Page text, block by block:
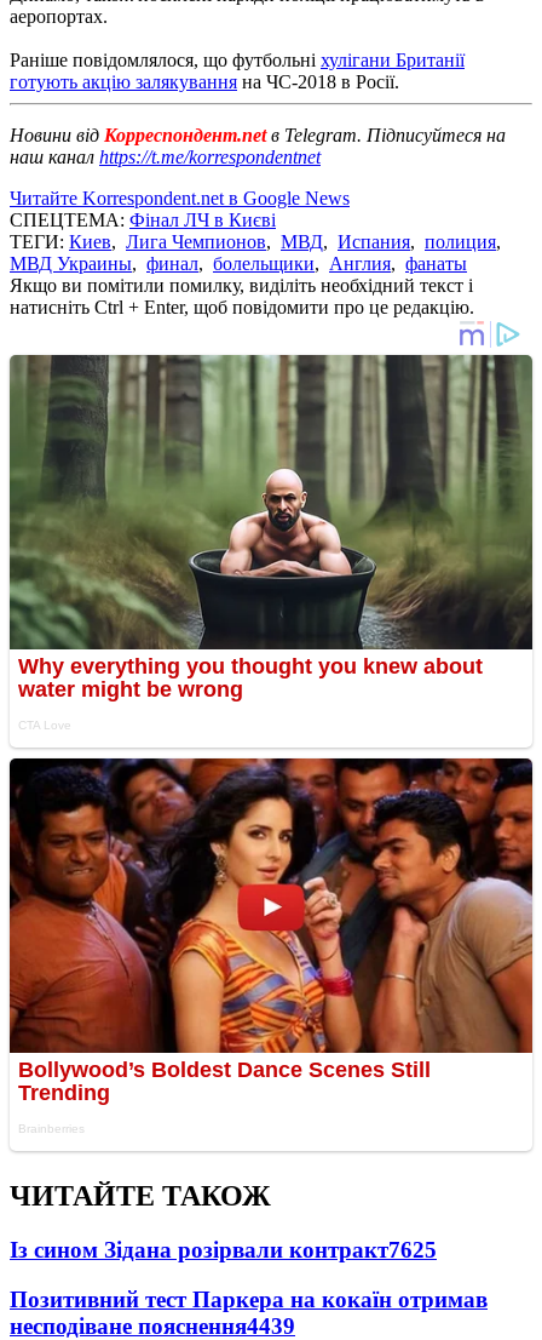
аеропортах.
Раніше повідомлялося, що футбольні хулігани Британії
готують акцію залякування на ЧС-2018 в Росії.
Новини від Корреспондент.netв Telegram. Підписуйтеся на
наш канал https://t.me/korrespondentnet
Читайте Korrespondent.net в Google News
СПЕЦТЕМА: Фінал ЛЧ в Києві
ТЕГИ: Киев, Лига Чемпионов, МВД, Испания, полиция,
МВД Украины, финал, болельщики, Англия, фанаты
Якщо ви помітили помилку, виділіть необхідний текст і
натисніть Ctrl + Enter, щоб повідомити про це редакцію.
ЧИТАЙТЕ ТАКОЖ
Із сином Зідана розірвали контракт7625
Позитивний тест Паркера на кокаїн отримав
несподіване пояснення4439